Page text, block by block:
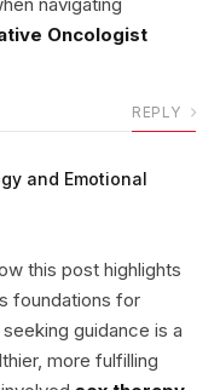
Oncologist
REPLY
and Emotional
this post highlights
foundations for
guidance is a
more fulfilling